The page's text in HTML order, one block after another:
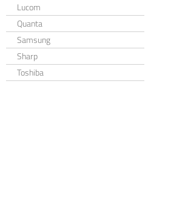
Lucom
Quanta
Samsung
Sharp
Toshiba